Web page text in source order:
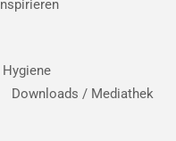
Hygiene
Downloads / Mediathek